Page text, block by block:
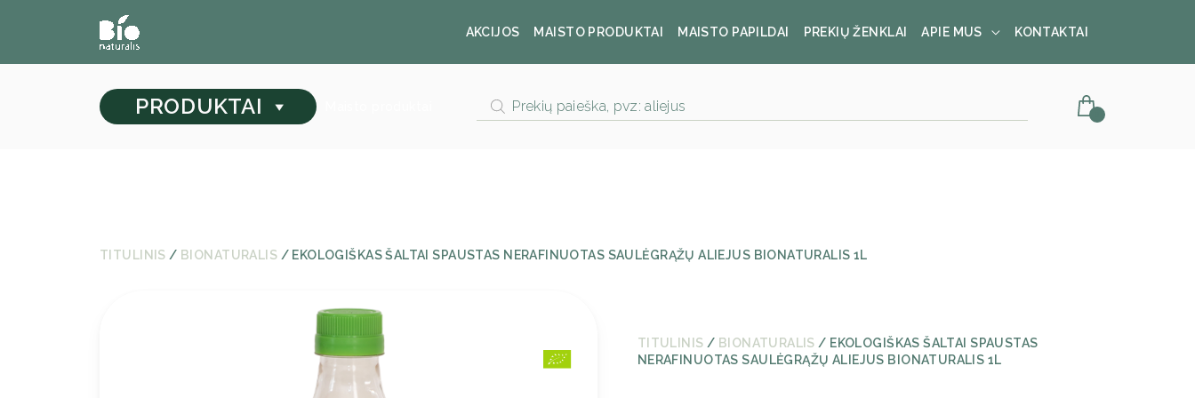
AKCIJOS MAISTO PRODUKTAI MAISTO PAPILDAI PREKIŲ ŽENKLAI APIE MUS KONTAKTAI
PRODUKTAI
Products
search
TITULINIS / BIONATURALIS / EKOLOGIŠKAS ŠALTAI SPAUSTAS NERAFINUOTAS SAULĖGRĄŽŲ ALIEJUS BIONATURALIS 1L
TITULINIS / BIONATURALIS / EKOLOGIŠKAS ŠALTAI SPAUSTAS
NERAFINUOTAS SAULĖGRĄŽŲ ALIEJUS BIONATURALIS 1L